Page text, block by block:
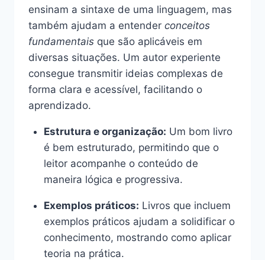
ensinam a sintaxe de uma linguagem, mas
também ajudam a entender conceitos
fundamentais que são aplicáveis em
diversas situações. Um autor experiente
consegue transmitir ideias complexas de
forma clara e acessível, facilitando o
aprendizado.
Estrutura e organização: Um bom livro
é bem estruturado, permitindo que o
leitor acompanhe o conteúdo de
maneira lógica e progressiva.
Exemplos práticos: Livros que incluem
exemplos práticos ajudam a solidificar o
conhecimento, mostrando como aplicar
teoria na prática.